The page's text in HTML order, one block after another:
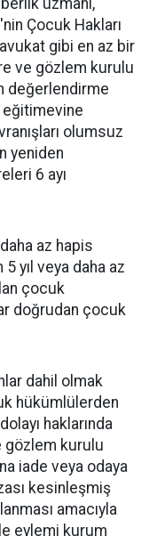
uzmanı,
Çocuk Hakları
gibi en az bir
ve gözlem kurulu
değerlendirme
olumsuz
yeniden
6 ayı
az hapis
yıl veya daha az
çocuk
doğrudan çocuk
dahil olmak
hükümlülerden
haklarında
gözlem kurulu
iade veya odaya
kesinleşmiş
amacıyla
eylemi kurum